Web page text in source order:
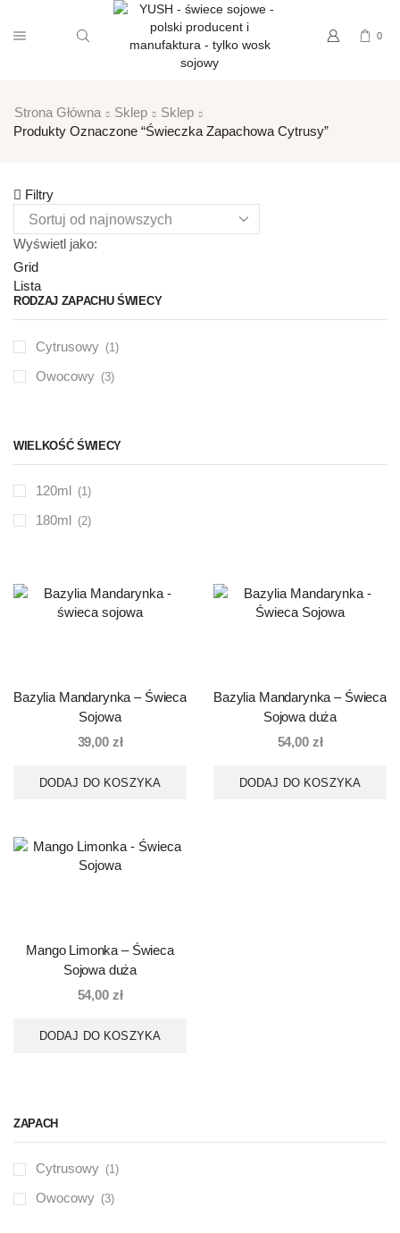
0
Strona Główna Sklep
Sklep
Produkty Oznaczone “świeczka Zapachowa Cytrusy”
Filtry
Wyświetl jako:
Grid
Lista
RODZAJ ZAPACHU ŚWIECY
Cytrusowy (1)
Owocowy (3)
WIELKOŚĆ ŚWIECY
120ml (1)
180ml (2)
Bazylia Mandarynka – Świeca
Sojowa
39,00 zł
DODAJ DO KOSZYKA
Bazylia Mandarynka – Świeca
Sojowa duża
54,00 zł
DODAJ DO KOSZYKA
Mango Limonka – Świeca
Sojowa duża
54,00 zł
DODAJ DO KOSZYKA
ZAPACH
Cytrusowy (1)
Owocowy (3)